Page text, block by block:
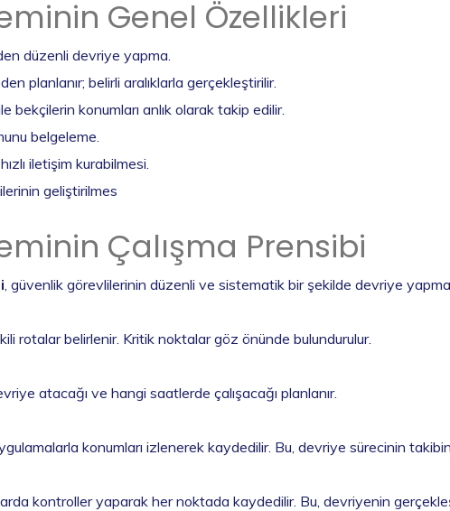
Genel Özellikleri
düzenli devriye yapma.
planlanır; belirli aralıklarla gerçekleştirilir.
bekçilerin konumları anlık olarak takip edilir.
belgeleme.
iletişim kurabilmesi.
geliştirilmes
Çalışma Prensibi
, güvenlik görevlilerinin düzenli ve sistematik bir şekilde devriye
rotalar belirlenir. Kritik noktalar göz önünde bulundurulur.
atacağı ve hangi saatlerde çalışacağı planlanır.
konumları izlenerek kaydedilir. Bu, devriye sürecinin
kontroller yaparak her noktada kaydedilir. Bu, devriyenin